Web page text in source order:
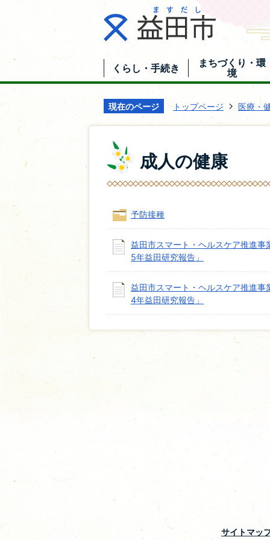
くらし・手続き
まちづくり・環
境
現在のページ トップページ 医療・
成人の健康
予防接種
益田市スマート・ヘルスケア推進事
5年益田研究報告」
益田市スマート・ヘルスケア推進事
4年益田研究報告」
サイトマッ